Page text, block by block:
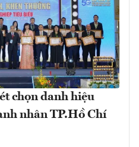
chọn danh hiệu
nhân TP.Hồ Chí